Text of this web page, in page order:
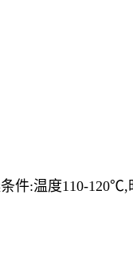
件:温度110-120℃,